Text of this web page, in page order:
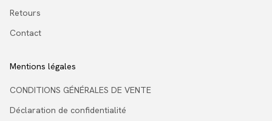
Retours
Contact
Mentions légales
CONDITIONS GÉNÉRALES DE VENTE
Déclaration de confidentialité